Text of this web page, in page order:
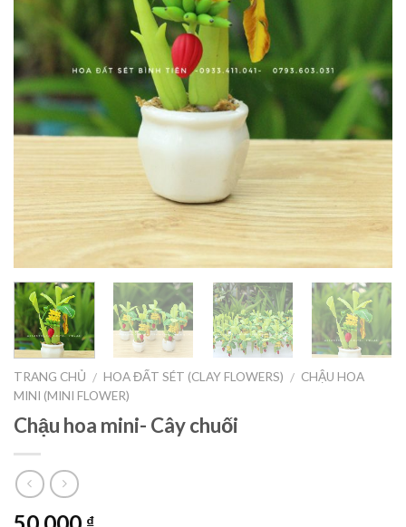
TRANG CHỦ / HOA ĐẤT SÉT (CLAY FLOWERS) / CHẬU HOA
MINI (MINI FLOWER)
Chậu hoa mini- Cây chuối
₫